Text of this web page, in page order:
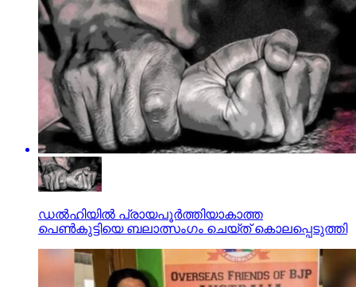
ഡല്‍ഹിയില്‍ പ്രായപൂര്‍ത്തിയാകാത്ത
പെണ്‍കുട്ടിയെ ബലാത്സംഗം ചെയ്ത് കൊലപ്പെടുത്തി